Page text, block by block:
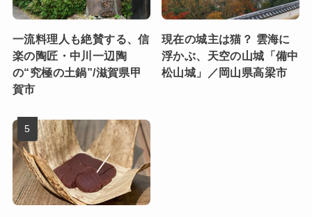
一流料理人も絶賛する、信
楽の陶匠・中川一辺陶
の“究極の土鍋”/滋賀県甲
賀市
現在の城主は猫？ 雲海に
浮かぶ、天空の山城「備中
松山城」／岡山県高梁市